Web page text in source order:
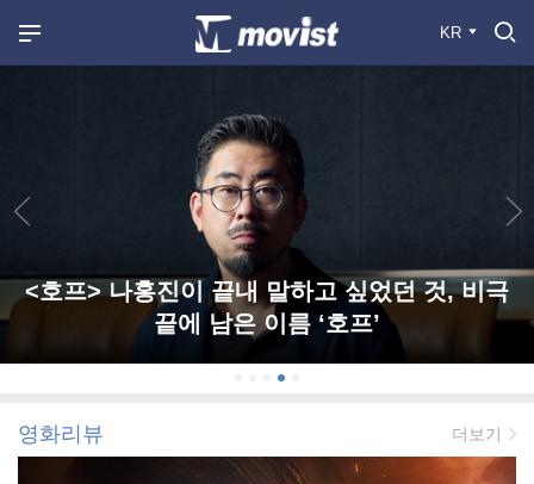
KR
<호프> 나홍진이 끝내 말하고 싶었던 것, 비극
끝에 남은 이름 ‘호프’
영화리뷰 더보기